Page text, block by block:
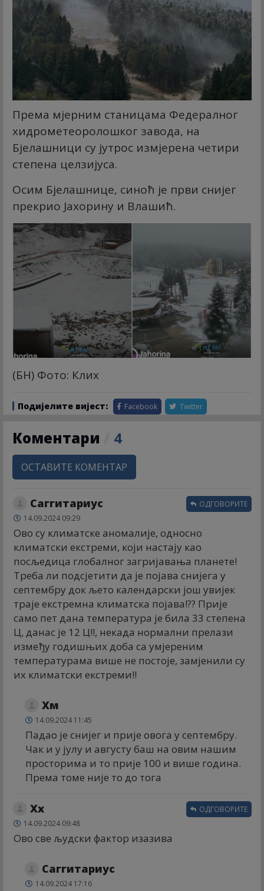
Према мјерним станицама Федералног
хидрометеоролошког завода, на
Бјелашници су јутрос измјерена четири
степена целзијуса.
Осим Бјелашнице, синоћ је први снијег
прекрио Јахорину и Влашић.
(БН) Фото: Клиx
Подијелите вијест: Facebook Twitter
Коментари 4
ОСТАВИТЕ КОМЕНТАР
Саггитариус
14.09.2024 09:29
Ово су климатске аномалије, односно
климатски екстреми, који настају као
посљедица глобалног загријавања планете!
Треба ли подсјетити да је појава снијега у
септембру док љето календарски још увијек
траје екстремна климатска појава!?? Прије
само пет дана температура је била 33 степена
Ц, данас је 12 Ц!!, некада нормални прелази
између годишњих доба са умјереним
температурама више не постоје, замјенили су
их климатски екстреми!!
ОДГОВОРИТЕ
Хм
14.09.2024 11:45
Падао је снијег и прије овога у септембру.
Чак и у јулу и августу баш на овим нашим
просторима и то прије 100 и више година.
Према томе није то до тога
Xx
14.09.2024 09:48
Ово све људски фактор изазива
ОДГОВОРИТЕ
Саггитариус
14.09.2024 17:16